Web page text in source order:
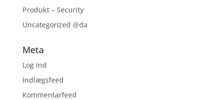
Produkt – Security
Uncategorized @da
Meta
Log ind
Indlægsfeed
Kommentarfeed